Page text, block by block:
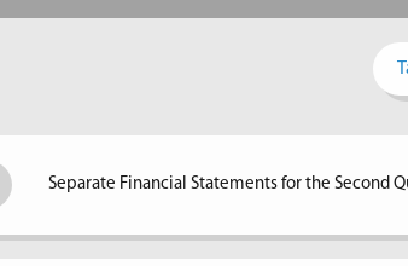
Separate Financial Statements for the Second